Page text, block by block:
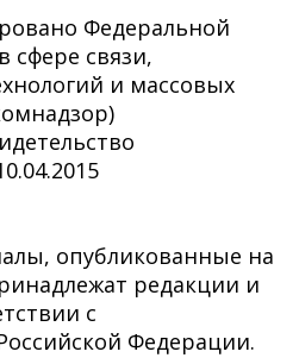
Федеральной
сфере связи,
и массовых
опубликованные на
редакции и
с
Федерации.